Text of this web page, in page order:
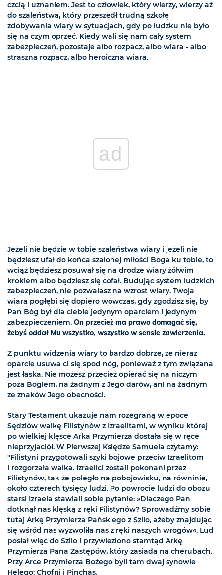
czcią i uznaniem. Jest to człowiek, który wierzy, wierzy aż
do szaleństwa, który przeszedł trudną szkołę
zdobywania wiary w sytuacjach, gdy po ludzku nie było
się na czym oprzeć. Kiedy wali się nam cały system
zabezpieczeń, pozostaje albo rozpacz, albo wiara - albo
straszna rozpacz, albo heroiczna wiara.
ad
Jeżeli nie będzie w tobie szaleństwa wiary i jeżeli nie
będziesz ufał do końca szalonej miłości Boga ku tobie, to
wciąż będziesz posuwał się na drodze wiary żółwim
krokiem albo będziesz się cofał. Budując system ludzkich
zabezpieczeń, nie pozwalasz na wzrost wiary. Twoja
wiara pogłębi się dopiero wówczas, gdy zgodzisz się, by
Pan Bóg był dla ciebie jedynym oparciem i jedynym
zabezpieczeniem. On przecież ma prawo domagać się,
żebyś oddał Mu wszystko, wszystko w sensie zawierzenia.
Z punktu widzenia wiary to bardzo dobrze, że nieraz
oparcie usuwa ci się spod nóg, ponieważ z tym związana
jest łaska. Nie możesz przecież opierać się na niczym
poza Bogiem, na żadnym z Jego darów, ani na żadnym
ze znaków Jego obecności.
Stary Testament ukazuje nam rozegraną w epoce
Sędziów walkę Filistynów z Izraelitami, w wyniku której
po wielkiej klęsce Arka Przymierza dostała się w ręce
nieprzyjaciół. W Pierwszej Księdze Samuela czytamy:
"Filistyni przygotowali szyki bojowe przeciw Izraelitom
i rozgorzała walka. Izraelici zostali pokonani przez
Filistynów, tak że poległo na pobojowisku, na równinie,
około czterech tysięcy ludzi. Po powrocie ludzi do obozu
starsi Izraela stawiali sobie pytanie: »Dlaczego Pan
dotknął nas klęską z ręki Filistynów? Sprowadźmy sobie
tutaj Arkę Przymierza Pańskiego z Szilo, ażeby znajdując
się wśród nas wyzwoliła nas z ręki naszych wrogów«. Lud
posłał więc do Szilo i przywieziono stamtąd Arkę
Przymierza Pana Zastępów, który zasiada na cherubach.
Przy Arce Przymierza Bożego byli tam dwaj synowie
Helego: Chofni i Pinchas.